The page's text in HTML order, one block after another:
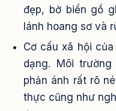
đẹp, bờ biển gồ
lánh hoang sơ và
Cơ cấu xã hội
dạng. Môi
phản ánh rất rõ
thực cũng như